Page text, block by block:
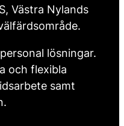
Västra Nylands
lösningar.
och flexibla
samt